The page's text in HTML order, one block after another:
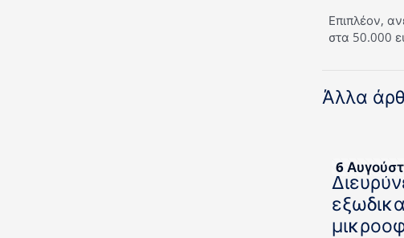
Επιπλέον,
στα 50.000
Άλλα
6